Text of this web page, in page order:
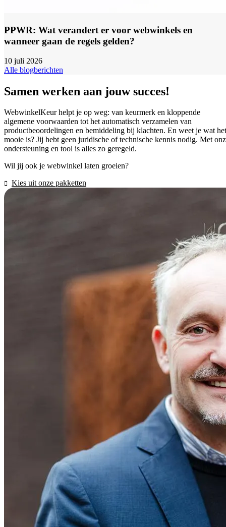
PPWR: Wat verandert er voor webwinkels en
wanneer gaan de regels gelden?
10 juli 2026
Alle blogberichten
Samen werken aan jouw succes!
WebwinkelKeur helpt je op weg: van keurmerk en kloppende
algemene voorwaarden tot het automatisch verzamelen van
productbeoordelingen en bemiddeling bij klachten. En weet je wat het
mooie is? Jij hebt geen juridische of technische kennis nodig. Met
ondersteuning en tool is alles zo geregeld.
Wil jij ook je webwinkel laten groeien?
Kies uit onze pakketten